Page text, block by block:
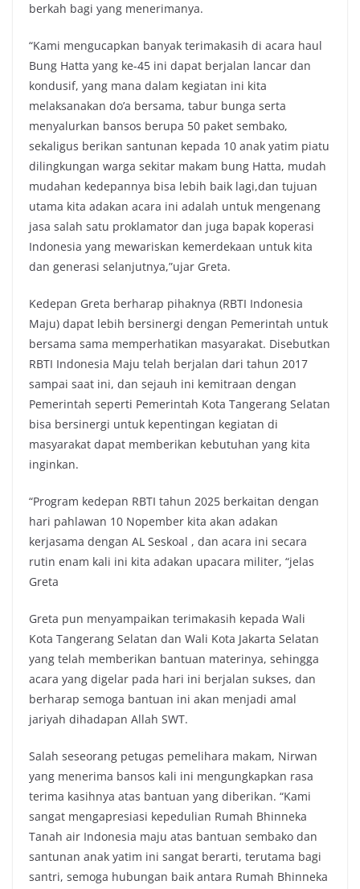
berkah bagi yang menerimanya.
“Kami mengucapkan banyak terimakasih di acara haul
Bung Hatta yang ke-45 ini dapat berjalan lancar dan
kondusif, yang mana dalam kegiatan ini kita
melaksanakan do’a bersama, tabur bunga serta
menyalurkan bansos berupa 50 paket sembako,
sekaligus berikan santunan kepada 10 anak yatim piatu
dilingkungan warga sekitar makam bung Hatta, mudah
mudahan kedepannya bisa lebih baik lagi,dan tujuan
utama kita adakan acara ini adalah untuk mengenang
jasa salah satu proklamator dan juga bapak koperasi
Indonesia yang mewariskan kemerdekaan untuk kita
dan generasi selanjutnya,”ujar Greta.
Kedepan Greta berharap pihaknya (RBTI Indonesia
Maju) dapat lebih bersinergi dengan Pemerintah untuk
bersama sama memperhatikan masyarakat. Disebutkan
RBTI Indonesia Maju telah berjalan dari tahun 2017
sampai saat ini, dan sejauh ini kemitraan dengan
Pemerintah seperti Pemerintah Kota Tangerang Selatan
bisa bersinergi untuk kepentingan kegiatan di
masyarakat dapat memberikan kebutuhan yang kita
inginkan.
“Program kedepan RBTI tahun 2025 berkaitan dengan
hari pahlawan 10 Nopember kita akan adakan
kerjasama dengan AL Seskoal , dan acara ini secara
rutin enam kali ini kita adakan upacara militer, “jelas
Greta
Greta pun menyampaikan terimakasih kepada Wali
Kota Tangerang Selatan dan Wali Kota Jakarta Selatan
yang telah memberikan bantuan materinya, sehingga
acara yang digelar pada hari ini berjalan sukses, dan
berharap semoga bantuan ini akan menjadi amal
jariyah dihadapan Allah SWT.
Salah seseorang petugas pemelihara makam, Nirwan
yang menerima bansos kali ini mengungkapkan rasa
terima kasihnya atas bantuan yang diberikan. “Kami
sangat mengapresiasi kepedulian Rumah Bhinneka
Tanah air Indonesia maju atas bantuan sembako dan
santunan anak yatim ini sangat berarti, terutama bagi
santri, semoga hubungan baik antara Rumah Bhinneka